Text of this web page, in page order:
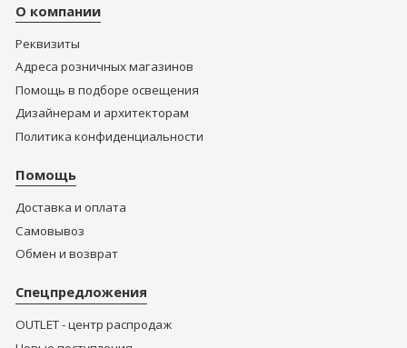
О компании
Реквизиты
Адреса розничных магазинов
Помощь в подборе освещения
Дизайнерам и архитекторам
Политика конфиденциальности
Помощь
Доставка и оплата
Самовывоз
Обмен и возврат
Спецпредложения
OUTLET - центр распродаж